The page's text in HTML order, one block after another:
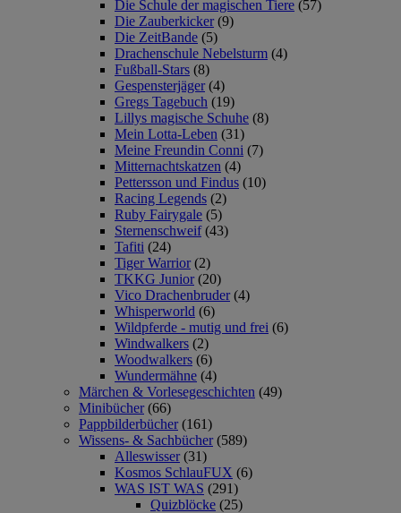
Die Schule der magischen Tiere (57)
Die Zauberkicker (9)
Die ZeitBande (5)
Drachenschule Nebelsturm (4)
Fußball-Stars (8)
Gespensterjäger (4)
Gregs Tagebuch (19)
Lillys magische Schuhe (8)
Mein Lotta-Leben (31)
Meine Freundin Conni (7)
Mitternachtskatzen (4)
Pettersson und Findus (10)
Racing Legends (2)
Ruby Fairygale (5)
Sternenschweif (43)
Tafiti (24)
Tiger Warrior (2)
TKKG Junior (20)
Vico Drachenbruder (4)
Whisperworld (6)
Wildpferde - mutig und frei (6)
Windwalkers (2)
Woodwalkers (6)
Wundermähne (4)
Märchen & Vorlesegeschichten (49)
Minibücher (66)
Pappbilderbücher (161)
Wissens- & Sachbücher (589)
Alleswisser (31)
Kosmos SchlauFUX (6)
WAS IST WAS (291)
Quizblöcke (25)